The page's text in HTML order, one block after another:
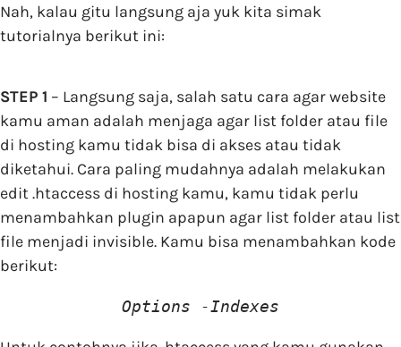
Nah, kalau gitu langsung aja yuk kita simak
tutorialnya berikut ini:
STEP 1 – Langsung saja, salah satu cara agar website
kamu aman adalah menjaga agar list folder atau file
di hosting kamu tidak bisa di akses atau tidak
diketahui. Cara paling mudahnya adalah melakukan
edit .htaccess di hosting kamu, kamu tidak perlu
menambahkan plugin apapun agar list folder atau list
file menjadi invisible. Kamu bisa menambahkan kode
berikut:
Options -Indexes